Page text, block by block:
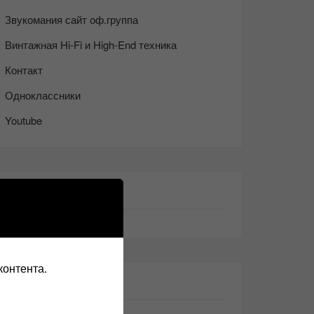
Звукомания сайт оф.группа
Винтажная Hi-Fi и High-End техника
Контакт
Одноклассники
Youtube